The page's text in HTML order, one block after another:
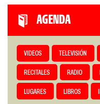
AGENDA
VIDEOS TELEVISIÓN
RECITALES RADIO
LUGARES LIBROS